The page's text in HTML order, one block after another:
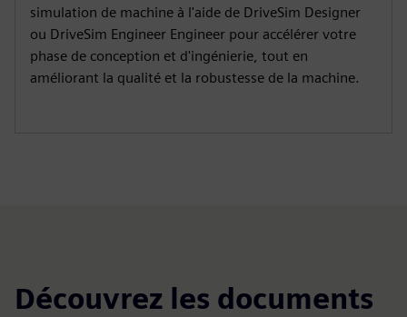
simulation de machine à l'aide de DriveSim Designer
ou DriveSim Engineer Engineer pour accélérer votre
phase de conception et d'ingénierie, tout en
améliorant la qualité et la robustesse de la machine.
Découvrez les documents